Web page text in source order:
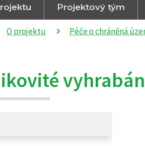
Projektový tým
O projektu Péče o chráněná